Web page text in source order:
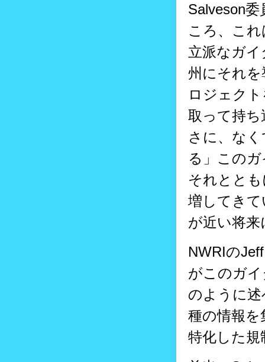
Salveson
ころ、こ
立派なガ
州にそれ
ロジェク
取って持
さに、な
る」この
それとと
増してき
が近い将
NWRIの
がこのガ
のように
種の情報
特化した規